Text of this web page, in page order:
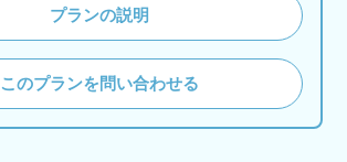
プランの説明
このプランを問い合わせる